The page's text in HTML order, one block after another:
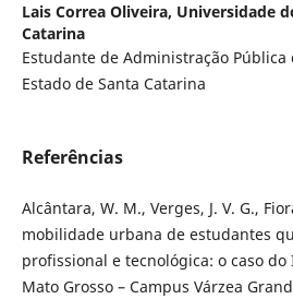
Lais Correa Oliveira, Universidade
Catarina
Estudante de Administração
Estado de Santa Catarina
Referências
Alcântara, W. M., Verges, J. V. G.,
mobilidade urbana de estudantes
profissional e tecnológica: o caso
Mato Grosso – Campus Várzea